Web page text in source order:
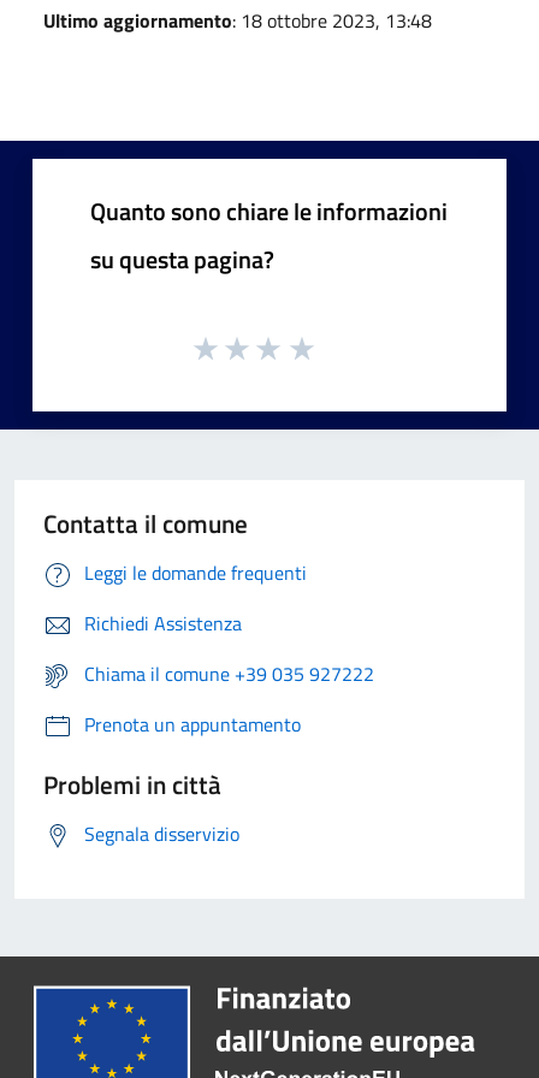
Ultimo aggiornamento: 18 ottobre 2023, 13:48
Quanto sono chiare le informazioni
su questa pagina?
Contatta il comune
Leggi le domande frequenti
Richiedi Assistenza
Chiama il comune +39 035 927222
Prenota un appuntamento
Problemi in città
Segnala disservizio